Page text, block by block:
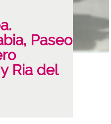
Paseo
Ria del